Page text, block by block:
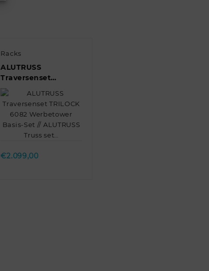
Racks
ALUTRUSS
Traversenset
TRILOCK 6082
Werbetower Basis-
Set // ALUTRUSS
Truss set…
Quick view
€2.099,00